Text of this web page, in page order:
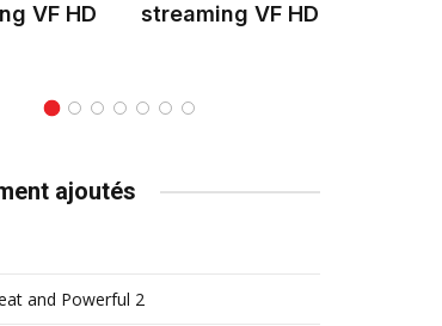
VF HD
streaming VF HD
ajoutés
and Powerful 2